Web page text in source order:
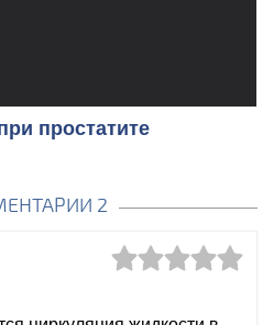
простатите
2